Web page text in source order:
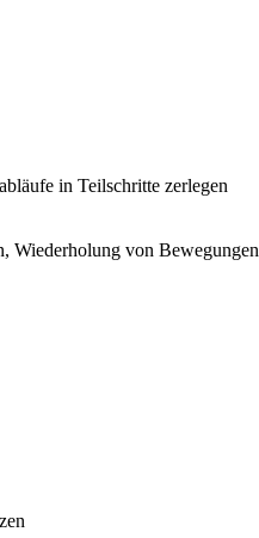
in Teilschritte zerlegen
Wiederholung von Bewegungen